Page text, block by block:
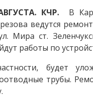
КЧР. В
ведутся
Мира ст.
работы по
будет
трубы.